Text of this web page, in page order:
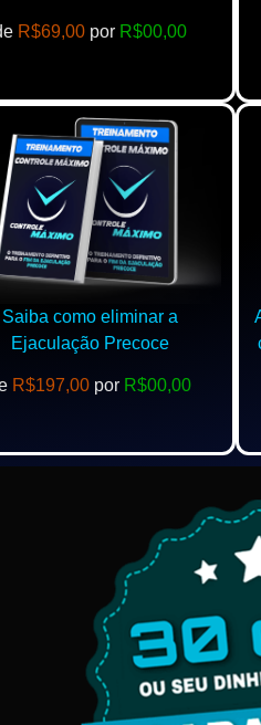
R$69,00 por R$00,00
Saiba como eliminar a
Ejaculação Precoce
R$197,00 por R$00,00